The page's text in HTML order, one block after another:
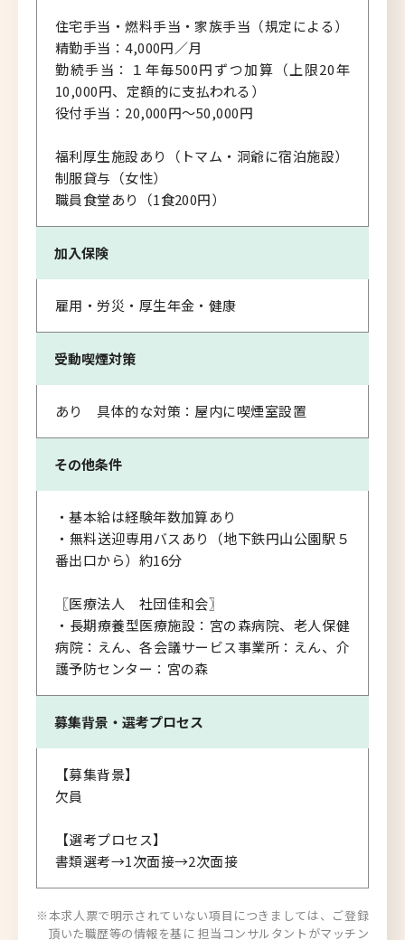
住宅手当・燃料手当・家族手当（規定による）
精勤手当：4,000円／月
勤続手当：１年毎500円ずつ加算（上限20年
10,000円、定額的に支払われる）
役付手当：20,000円〜50,000円
福利厚生施設あり（トマム・洞爺に宿泊施設）
制服貸与（女性）
職員食堂あり（1食200円）
加入保険
雇用・労災・厚生年金・健康
受動喫煙対策
あり 具体的な対策：屋内に喫煙室設置
その他条件
・基本給は経験年数加算あり
・無料送迎専用バスあり（地下鉄円山公園駅５
番出口から）約16分
〖医療法人 社団佳和会〗
・長期療養型医療施設：宮の森病院、老人保健
病院：えん、各会議サービス事業所：えん、介
護予防センター：宮の森
募集背景・ 選考プロセス
【募集背景】
欠員
【選考プロセス】
書類選考→1次面接→2次面接
※本求人票で明示されていない項目につきましては、ご登録
頂いた職歴等の情報を基に 担当コンサルタントがマッチン